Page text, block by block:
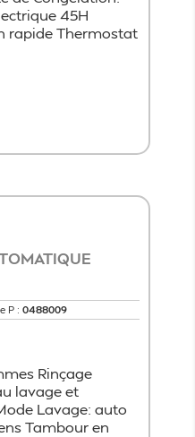
45H
rapide Thermostat
P : 0488009
Rinçage
lavage et
Lavage: auto
Tambour en